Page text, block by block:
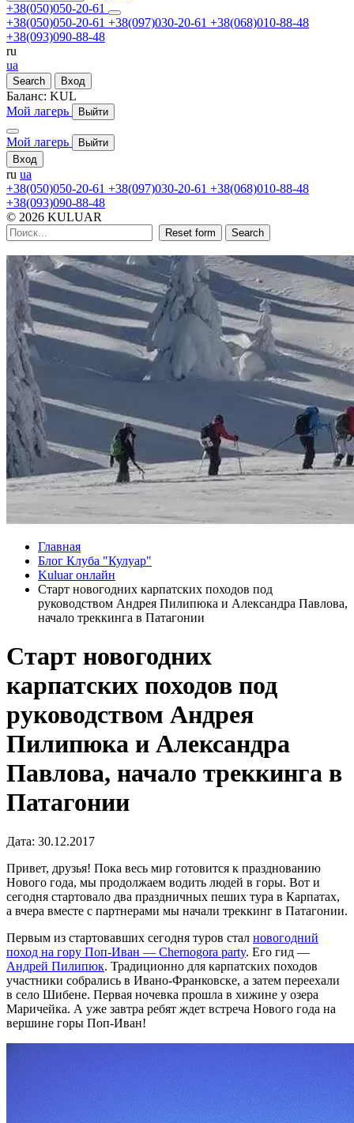
+38(050)050-20-61
+38(050)050-20-61 +38(097)030-20-61 +38(068)010-88-48
+38(093)090-88-48
ru
ua
Search Вход
Баланс: KUL
Мой лагерь
Выйти
Мой лагерь
Выйти
Вход
ru ua
+38(050)050-20-61 +38(097)030-20-61 +38(068)010-88-48
+38(093)090-88-48
© 2026 KULUAR
Reset form Search
Главная
Блог Клуба "Кулуар"
Kuluar онлайн
Старт новогодних карпатских походов под
руководством Андрея Пилипюка и Александра Павлова,
начало треккинга в Патагонии
Старт новогодних
карпатских походов под
руководством Андрея
Пилипюка и Александра
Павлова, начало треккинга в
Патагонии
Дата: 30.12.2017
Привет, друзья! Пока весь мир готовится к празднованию
Нового года, мы продолжаем водить людей в горы. Вот и
сегодня стартовало два праздничных пеших тура в Карпатах,
а вчера вместе с партнерами мы начали треккинг в Патагонии.
Первым из стартовавших сегодня туров стал новогодний
поход на гору Поп-Иван — Chernogora party. Его гид —
Андрей Пилипюк. Традиционно для карпатских походов
участники собрались в Ивано-Франковске, а затем переехали
в село Шибене. Первая ночевка прошла в хижине у озера
Маричейка. А уже завтра ребят ждет встреча Нового года на
вершине горы Поп-Иван!